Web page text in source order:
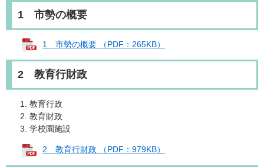
1 市勢の概要
1 市勢の概要 （PDF：265KB）
2 教育行財政
教育行政
教育財政
学校園施設
2 教育行財政 （PDF：979KB）